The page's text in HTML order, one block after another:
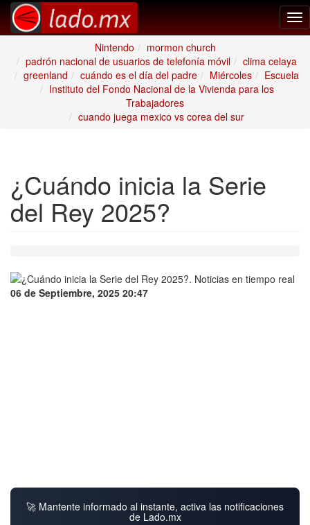
Nintendo
mormon church
padrón nacional de usuarios de telefonía móvil
clima celaya
greenland
cuándo es el día del padre Miércoles
Escuela
Instituto del Fondo Nacional de la Vivienda para los
Trabajadores
cuando juega mexico vs corea del sur
¿Cuándo inicia la Serie
del Rey 2025?
06 de Septiembre, 2025 20:47
🚀 Mantente informado al instante, activa las notificaciones
de Lado.mx